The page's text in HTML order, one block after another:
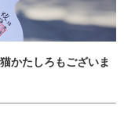
かたしろもございま